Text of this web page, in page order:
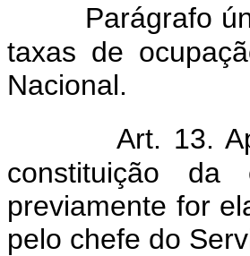
Parágrafo
taxas de
Nacional.
Art. 13.
constituição
previamente for
pelo chefe do